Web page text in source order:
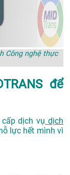
Công nghệ thực
để
dịch vụ dịch
lực hết mình vì